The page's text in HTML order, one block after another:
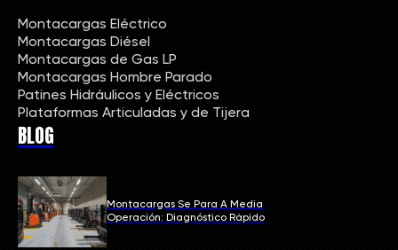
Montacargas Eléctrico
Montacargas Diésel
Montacargas de Gas LP
Montacargas Hombre Parado
Patines Hidráulicos y Eléctricos
Plataformas Articuladas y de Tijera
BLOG
Montacargas Se Para A Media
Operación: Diagnóstico Rápido